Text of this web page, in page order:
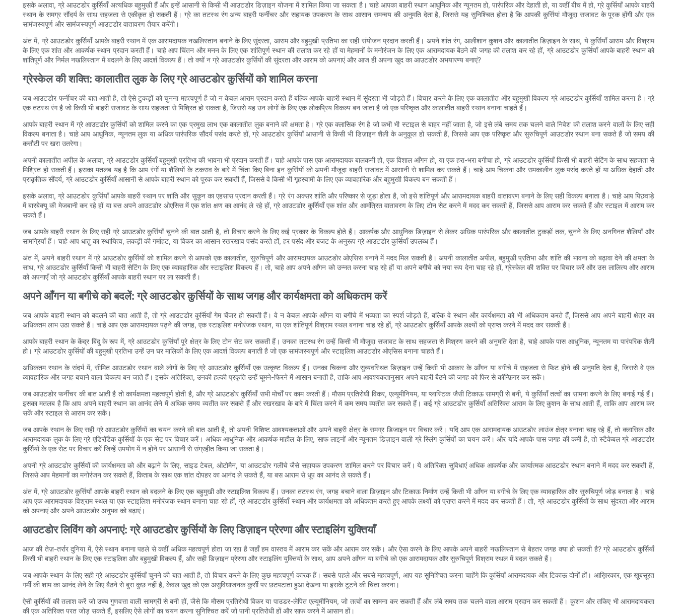
इसके अलावा, ग्रे आउटडोर कुर्सियाँ अत्यधिक बहुमुखी हैं और इन्हें आसानी से किसी भी आउटडोर डिज़ाइन योजना में शामिल किया जा सकता है। चाहे आपका बाहरी स्थान आधुनिक और न्यूनतम हो, पारंपरिक और देहाती हो, या कहीं बीच में हो, ग्रे कुर्सियाँ आपके बाहरी
स्थान के समग्र सौंदर्य के साथ सहजता से एकीकृत हो सकती हैं। ग्रे का तटस्थ रंग अन्य बाहरी फर्नीचर और सहायक उपकरण के साथ आसान समन्वय की अनुमति देता है, जिससे यह सुनिश्चित होता है कि आपकी कुर्सियां ​​​​मौजूदा सजावट के पूरक होंगी और एक
सामंजस्यपूर्ण और सामंजस्यपूर्ण आउटडोर वातावरण तैयार करेंगी।
अंत में, ग्रे आउटडोर कुर्सियाँ आपके बाहरी स्थान में एक आरामदायक नखलिस्तान बनाने के लिए सुंदरता, आराम और बहुमुखी प्रतिभा का सही संयोजन प्रदान करती हैं। अपने शांत रंग, आलीशान कुशन और कालातीत डिज़ाइन के साथ, ये कुर्सियाँ आराम और विश्राम
के लिए एक शांत और आकर्षक स्थान प्रदान करती हैं। चाहे आप चिंतन और मनन के लिए एक शांतिपूर्ण स्थान की तलाश कर रहे हों या मेहमानों के मनोरंजन के लिए एक आरामदायक बैठने की जगह की तलाश कर रहे हों, ग्रे आउटडोर कुर्सियाँ आपके बाहरी स्थान को
शांतिपूर्ण और निर्मल नखलिस्तान में बदलने के लिए आदर्श विकल्प हैं। तो क्यों न ग्रे आउटडोर कुर्सियों की सुंदरता और आराम को अपनाएं और आज ही अपना खुद का आउटडोर अभयारण्य बनाएं?
ग्रेस्केल की शक्ति: कालातीत लुक के लिए ग्रे आउटडोर कुर्सियों को शामिल करना
जब आउटडोर फर्नीचर की बात आती है, तो ऐसे टुकड़ों को चुनना महत्वपूर्ण है जो न केवल आराम प्रदान करते हैं बल्कि आपके बाहरी स्थान में सुंदरता भी जोड़ते हैं। विचार करने के लिए एक कालातीत और बहुमुखी विकल्प ग्रे आउटडोर कुर्सियाँ शामिल करना है। ग्रे
एक तटस्थ रंग है जो किसी भी बाहरी सजावट के साथ सहजता से मिश्रित हो सकता है, जिससे यह उन लोगों के लिए एक लोकप्रिय विकल्प बन जाता है जो एक परिष्कृत और कालातीत बाहरी स्थान बनाना चाहते हैं।
आपके बाहरी स्थान में ग्रे आउटडोर कुर्सियों को शामिल करने का एक प्रमुख लाभ एक कालातीत लुक बनाने की क्षमता है। ग्रे एक क्लासिक रंग है जो कभी भी स्टाइल से बाहर नहीं जाता है, जो इसे लंबे समय तक चलने वाले निवेश की तलाश करने वालों के लिए सही
विकल्प बनाता है। चाहे आप आधुनिक, न्यूनतम लुक या अधिक पारंपरिक सौंदर्य पसंद करते हों, ग्रे आउटडोर कुर्सियाँ आसानी से किसी भी डिज़ाइन शैली के अनुकूल हो सकती हैं, जिससे आप एक परिष्कृत और सुरुचिपूर्ण आउटडोर स्थान बना सकते हैं जो समय की
कसौटी पर खरा उतरेगा।
अपनी कालातीत अपील के अलावा, ग्रे आउटडोर कुर्सियाँ बहुमुखी प्रतिभा की भावना भी प्रदान करती हैं। चाहे आपके पास एक आरामदायक बालकनी हो, एक विशाल आँगन हो, या एक हरा-भरा बगीचा हो, ग्रे आउटडोर कुर्सियाँ किसी भी बाहरी सेटिंग के साथ सहजता से
मिश्रित हो सकती हैं। इसका मतलब यह है कि आप रंगों या शैलियों के टकराव के बारे में चिंता किए बिना इन कुर्सियों को अपनी मौजूदा बाहरी सजावट में आसानी से शामिल कर सकते हैं। चाहे आप चिकना और समकालीन लुक पसंद करते हों या अधिक देहाती और
प्राकृतिक सौंदर्य, ग्रे आउटडोर कुर्सियाँ आसानी से आपके बाहरी स्थान को पूरक कर सकती हैं, जिससे वे किसी भी गृहस्वामी के लिए एक व्यावहारिक और बहुमुखी विकल्प बन सकती हैं।
इसके अलावा, ग्रे आउटडोर कुर्सियाँ आपके बाहरी स्थान पर शांति और सुकून का एहसास प्रदान करती हैं। ग्रे रंग अक्सर शांति और परिष्कार से जुड़ा होता है, जो इसे शांतिपूर्ण और आरामदायक बाहरी वातावरण बनाने के लिए सही विकल्प बनाता है। चाहे आप पिछवाड़े
में बारबेक्यू की मेजबानी कर रहे हों या बस अपने आउटडोर ओएसिस में एक शांत क्षण का आनंद ले रहे हों, ग्रे आउटडोर कुर्सियाँ एक शांत और आमंत्रित वातावरण के लिए टोन सेट करने में मदद कर सकती हैं, जिससे आप आराम कर सकते हैं और स्टाइल में आराम कर
सकते हैं।
जब आपके बाहरी स्थान के लिए सही ग्रे आउटडोर कुर्सियाँ चुनने की बात आती है, तो विचार करने के लिए कई प्रकार के विकल्प होते हैं। आकर्षक और आधुनिक डिज़ाइन से लेकर अधिक पारंपरिक और कालातीत टुकड़ों तक, चुनने के लिए अनगिनत शैलियाँ और
सामग्रियाँ हैं। चाहे आप धातु का स्थायित्व, लकड़ी की गर्माहट, या विकर का आसान रखरखाव पसंद करते हों, हर पसंद और बजट के अनुरूप ग्रे आउटडोर कुर्सियाँ उपलब्ध हैं।
अंत में, अपने बाहरी स्थान में ग्रे आउटडोर कुर्सियों को शामिल करने से आपको एक कालातीत, सुरुचिपूर्ण और आरामदायक आउटडोर ओएसिस बनाने में मदद मिल सकती है। अपनी कालातीत अपील, बहुमुखी प्रतिभा और शांति की भावना को बढ़ावा देने की क्षमता के
साथ, ग्रे आउटडोर कुर्सियाँ किसी भी बाहरी सेटिंग के लिए एक व्यावहारिक और स्टाइलिश विकल्प हैं। तो, चाहे आप अपने आँगन को उन्नत करना चाह रहे हों या अपने बगीचे को नया रूप देना चाह रहे हों, ग्रेस्केल की शक्ति पर विचार करें और उस लालित्य और आराम
को अपनाएँ जो ग्रे आउटडोर कुर्सियाँ आपके बाहरी स्थान पर ला सकती हैं।
अपने आँगन या बगीचे को बदलें: ग्रे आउटडोर कुर्सियों के साथ जगह और कार्यक्षमता को अधिकतम करें
जब आपके बाहरी स्थान को बदलने की बात आती है, तो ग्रे आउटडोर कुर्सियाँ गेम चेंजर हो सकती हैं। वे न केवल आपके आँगन या बगीचे में भव्यता का स्पर्श जोड़ते हैं, बल्कि वे स्थान और कार्यक्षमता को भी अधिकतम करते हैं, जिससे आप अपने बाहरी क्षेत्र का
अधिकतम लाभ उठा सकते हैं। चाहे आप एक आरामदायक पढ़ने की जगह, एक स्टाइलिश मनोरंजक स्थान, या एक शांतिपूर्ण विश्राम स्थल बनाना चाह रहे हों, ग्रे आउटडोर कुर्सियाँ आपके लक्ष्यों को प्राप्त करने में मदद कर सकती हैं।
आपके बाहरी स्थान के केंद्र बिंदु के रूप में, ग्रे आउटडोर कुर्सियाँ पूरे क्षेत्र के लिए टोन सेट कर सकती हैं। उनका तटस्थ रंग उन्हें किसी भी मौजूदा सजावट के साथ सहजता से मिश्रण करने की अनुमति देता है, चाहे आपके पास आधुनिक, न्यूनतम या पारंपरिक शैली
हो। ग्रे आउटडोर कुर्सियों की बहुमुखी प्रतिभा उन्हें उन घर मालिकों के लिए एक आदर्श विकल्प बनाती है जो एक सामंजस्यपूर्ण और स्टाइलिश आउटडोर ओएसिस बनाना चाहते हैं।
अधिकतम स्थान के संदर्भ में, सीमित आउटडोर स्थान वाले लोगों के लिए ग्रे आउटडोर कुर्सियाँ एक उत्कृष्ट विकल्प हैं। उनका चिकना और सुव्यवस्थित डिज़ाइन उन्हें किसी भी आकार के आँगन या बगीचे में सहजता से फिट होने की अनुमति देता है, जिससे वे एक
व्यावहारिक और जगह बचाने वाला विकल्प बन जाते हैं। इसके अतिरिक्त, उनकी हल्की प्रकृति उन्हें घूमने-फिरने में आसान बनाती है, ताकि आप आवश्यकतानुसार अपने बाहरी बैठने की जगह को फिर से कॉन्फ़िगर कर सकें।
जब आउटडोर फर्नीचर की बात आती है तो कार्यक्षमता महत्वपूर्ण होती है, और ग्रे आउटडोर कुर्सियाँ सभी मोर्चों पर काम करती हैं। मौसम प्रतिरोधी विकर, एल्यूमीनियम, या प्लास्टिक जैसी टिकाऊ सामग्री से बनी, ये कुर्सियाँ तत्वों का सामना करने के लिए बनाई गई हैं।
इसका मतलब है कि आप अपने बाहरी स्थान का आनंद लेने में अधिक समय व्यतीत कर सकते हैं और रखरखाव के बारे में चिंता करने में कम समय व्यतीत कर सकते हैं। कई ग्रे आउटडोर कुर्सियाँ अतिरिक्त आराम के लिए कुशन के साथ आती हैं, ताकि आप आराम कर
सकें और स्टाइल से आराम कर सकें।
जब आपके स्थान के लिए सही ग्रे आउटडोर कुर्सियों का चयन करने की बात आती है, तो अपनी विशिष्ट आवश्यकताओं और अपने बाहरी क्षेत्र के समग्र डिजाइन पर विचार करें। यदि आप एक आरामदायक आउटडोर लाउंज क्षेत्र बनाना चाह रहे हैं, तो क्लासिक और
आरामदायक लुक के लिए ग्रे एडिरोंडैक कुर्सियों के एक सेट पर विचार करें। अधिक आधुनिक और आकर्षक माहौल के लिए, साफ लाइनों और न्यूनतम डिज़ाइन वाली ग्रे स्लिंग कुर्सियों का चयन करें। और यदि आपके पास जगह की कमी है, तो स्टैकेबल ग्रे आउटडोर
कुर्सियों के एक सेट पर विचार करें जिन्हें उपयोग में न होने पर आसानी से संग्रहीत किया जा सकता है।
अपनी ग्रे आउटडोर कुर्सियों की कार्यक्षमता को और बढ़ाने के लिए, साइड टेबल, ओटोमैन, या आउटडोर गलीचे जैसे सहायक उपकरण शामिल करने पर विचार करें। ये अतिरिक्त सुविधाएं अधिक आकर्षक और कार्यात्मक आउटडोर स्थान बनाने में मदद कर सकती हैं,
जिससे आप मेहमानों का मनोरंजन कर सकते हैं, किताब के साथ एक शांत दोपहर का आनंद ले सकते हैं, या बस आराम से धूप का आनंद ले सकते हैं।
अंत में, ग्रे आउटडोर कुर्सियाँ आपके बाहरी स्थान को बदलने के लिए एक बहुमुखी और स्टाइलिश विकल्प हैं। उनका तटस्थ रंग, जगह बचाने वाला डिज़ाइन और टिकाऊ निर्माण उन्हें किसी भी आँगन या बगीचे के लिए एक व्यावहारिक और सुरुचिपूर्ण जोड़ बनाता है। चाहे
आप एक आरामदायक विश्राम स्थल या एक स्टाइलिश मनोरंजक स्थान बनाना चाह रहे हों, ग्रे आउटडोर कुर्सियाँ स्थान और कार्यक्षमता को अधिकतम करते हुए आपके लक्ष्यों को प्राप्त करने में मदद कर सकती हैं। तो, ग्रे आउटडोर कुर्सियों के साथ सुंदरता और आराम
को अपनाएं और अपने आउटडोर अनुभव को बढ़ाएं।
आउटडोर लिविंग को अपनाएं: ग्रे आउटडोर कुर्सियों के लिए डिज़ाइन प्रेरणा और स्टाइलिंग युक्तियाँ
आज की तेज़-तर्रार दुनिया में, ऐसे स्थान बनाना पहले से कहीं अधिक महत्वपूर्ण होता जा रहा है जहाँ हम वास्तव में आराम कर सकें और आराम कर सकें। और ऐसा करने के लिए आपके अपने बाहरी नखलिस्तान से बेहतर जगह क्या हो सकती है? ग्रे आउटडोर कुर्सियाँ
किसी भी बाहरी स्थान के लिए एक स्टाइलिश और बहुमुखी विकल्प हैं, और सही डिज़ाइन प्रेरणा और स्टाइलिंग युक्तियों के साथ, आप अपने आँगन या बगीचे को एक आरामदायक और सुरुचिपूर्ण विश्राम स्थल में बदल सकते हैं।
जब आपके स्थान के लिए सही ग्रे आउटडोर कुर्सियाँ चुनने की बात आती है, तो विचार करने के लिए कुछ महत्वपूर्ण कारक हैं। सबसे पहले और सबसे महत्वपूर्ण, आप यह सुनिश्चित करना चाहेंगे कि कुर्सियाँ आरामदायक और टिकाऊ दोनों हों। आख़िरकार, एक खूबसूरत
गर्मी की शाम का आनंद लेने के लिए बैठने से बुरा कुछ नहीं है, केवल खुद को एक असुविधाजनक कुर्सी पर छटपटाता हुआ देखना या इसके टूटने की चिंता करना।
ऐसी कुर्सियों की तलाश करें जो उच्च गुणवत्ता वाली सामग्री से बनी हों, जैसे कि मौसम प्रतिरोधी विकर या पाउडर-लेपित एल्यूमीनियम, जो तत्वों का सामना कर सकती हैं और लंबे समय तक चलने वाला आराम प्रदान कर सकती हैं। कुशन और तकिए भी आरामदायकता
की एक अतिरिक्त परत जोड़ सकते हैं, इसलिए ऐसे लोगों का चयन करना सुनिश्चित करें जो पानी प्रतिरोधी हों और साफ करने में आसान हों।